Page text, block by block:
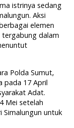
istrinya sedang
Aksi
elemen
tergabung dalam
Polda Sumut,
pada 17 April
Adat.
Mei setelah
Simalungun untuk